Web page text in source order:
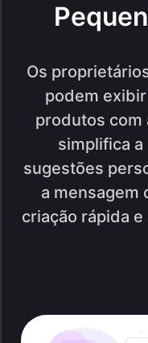
Os
podem
produtos com
simplifica
sugestões
a mensagem
criação rápida